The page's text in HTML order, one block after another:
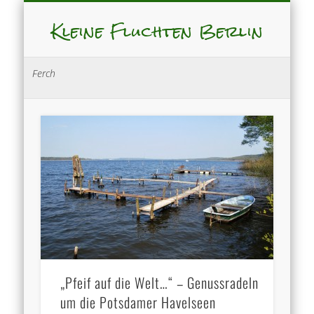
Kleine Fluchten Berlin
Ferch
„Pfeif auf die Welt…“ – Genussradeln
um die Potsdamer Havelseen